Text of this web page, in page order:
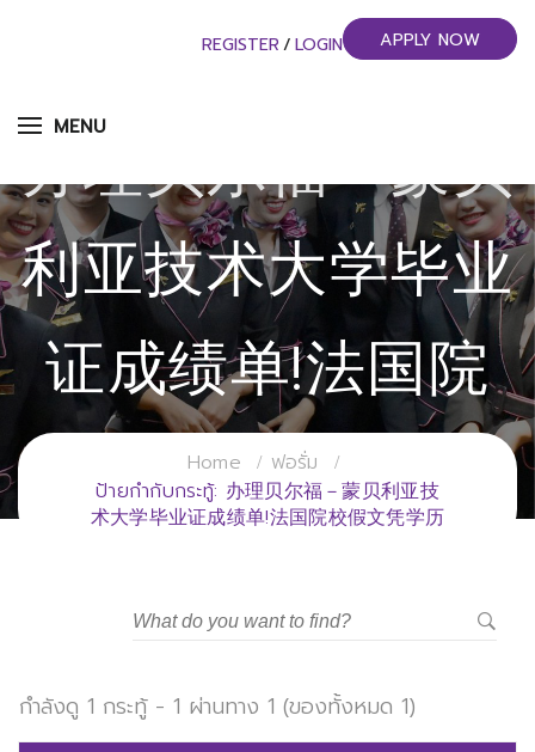
MENU
REGISTER / LOGIN APPLY NOW
办理贝尔福－蒙贝
利亚技术大学毕业
证成绩单!法国院
校假文凭学历
วิทยาลัยการจัดการอุตสาหกรรมบริการ
Home
ฟอรั่ม
ป้ายกำกับกระทู้: 办理贝尔福－蒙贝利亚技
术大学毕业证成绩单!法国院校假文凭学历
กำลังดู 1 กระทู้ - 1 ผ่านทาง 1 (ของทั้งหมด 1)